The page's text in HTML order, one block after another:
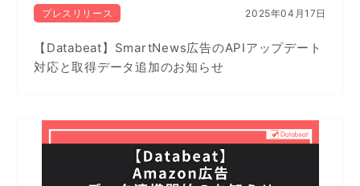
プレスリリース 2025年04月17日
【Databeat】SmartNews広告のAPIアップデート
対応と取得データ追加のお知らせ